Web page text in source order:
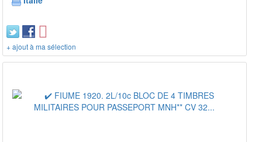
+ ajout à ma sélection